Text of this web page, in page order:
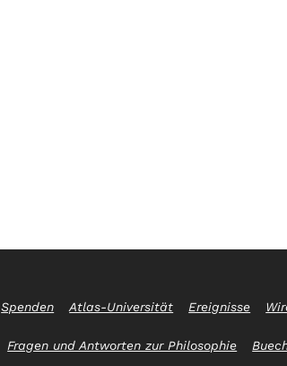
Spenden Atlas-Universität Ereignisse
Fragen und Antworten zur Philosophie